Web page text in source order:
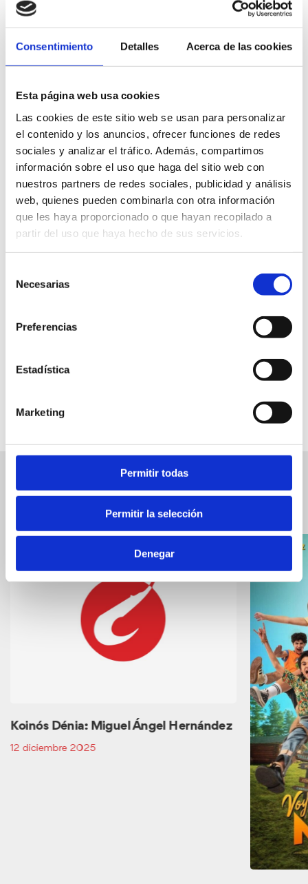
Consentimiento Detalles Acerca de las cookies
Esta página web usa cookies
Las cookies de este sitio web se usan para personalizar
el contenido y los anuncios, ofrecer funciones de redes
sociales y analizar el tráfico. Además, compartimos
información sobre el uso que haga del sitio web con
nuestros partners de redes sociales, publicidad y análisis
web, quienes pueden combinarla con otra información
que les haya proporcionado o que hayan recopilado a
partir del uso que haya hecho de sus servicios.
Necesarias
Preferencias
Estadística
Marketing
Permitir todas
Permitir la selección
Denegar
Más información
Música
Teatro Auditorio
20 €
Eventos relacionados
Ver
relacionados
Koinós Dénia: Miguel Ángel Hernández
12 diciembre 2025